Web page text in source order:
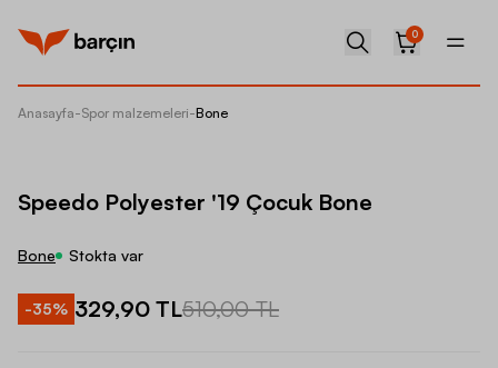
0
Anasayfa-Spor malzemeleri-Bone
Speedo Polyester '19 Çocuk Bone
Bone Stokta var
-35% 329,90 TL510,00 TL